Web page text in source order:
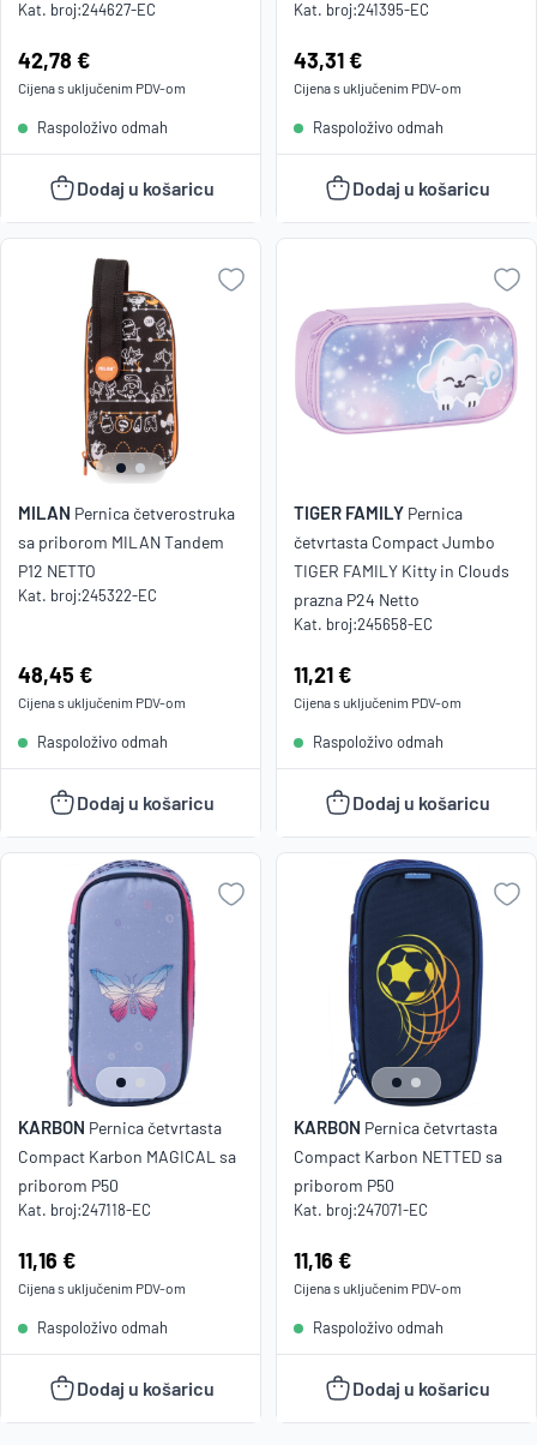
Kat. broj:244627-EC
Cijena:
42,78 €
Cijena s uključenim PDV-om
Raspoloživo odmah
Dodaj u košaricu
Kat. broj:241395-EC
Cijena:
43,31 €
Cijena s uključenim PDV-om
Raspoloživo odmah
Dodaj u košaricu
MILAN Pernica četverostruka
sa priborom MILAN Tandem
P12 NETTO
Kat. broj:245322-EC
Cijena:
48,45 €
Cijena s uključenim PDV-om
Raspoloživo odmah
Dodaj u košaricu
TIGER FAMILY Pernica
četvrtasta Compact Jumbo
TIGER FAMILY Kitty in Clouds
prazna P24 Netto
Kat. broj:245658-EC
Cijena:
11,21 €
Cijena s uključenim PDV-om
Raspoloživo odmah
Dodaj u košaricu
KARBON Pernica četvrtasta
Compact Karbon MAGICAL sa
priborom P50
Kat. broj:247118-EC
Cijena:
11,16 €
Cijena s uključenim PDV-om
Raspoloživo odmah
Dodaj u košaricu
KARBON Pernica četvrtasta
Compact Karbon NETTED sa
priborom P50
Kat. broj:247071-EC
Cijena:
11,16 €
Cijena s uključenim PDV-om
Raspoloživo odmah
Dodaj u košaricu